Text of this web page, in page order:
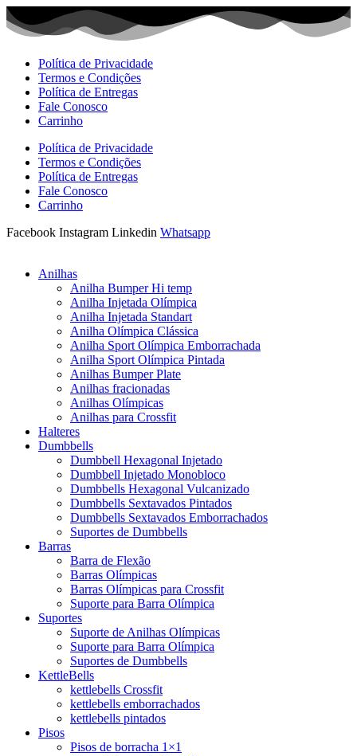
Ir
para
Política de Privacidade
Termos e Condições
Política de Entregas
Fale Conosco
Carrinho
Política de Privacidade
Termos e Condições
Política de Entregas
Fale Conosco
Carrinho
Facebook Instagram Linkedin Whatsapp
Anilhas
Anilha Bumper Hi temp
Anilha Injetada Olímpica
Anilha Injetada Standart
Anilha Olímpica Clássica
Anilha Sport Olímpica Emborrachada
Anilha Sport Olímpica Pintada
Anilhas Bumper Plate
Anilhas fracionadas
Anilhas Olímpicas
Anilhas para Crossfit
Halteres
Dumbbells
Dumbbell Hexagonal Injetado
Dumbbell Injetado Monobloco
Dumbbells Hexagonal Vulcanizado
Dumbbells Sextavados Pintados
Dumbbells Sextavados Emborrachados
Suportes de Dumbbells
Barras
Barra de Flexão
Barras Olímpicas
Barras Olímpicas para Crossfit
Suporte para Barra Olímpica
Suportes
Suporte de Anilhas Olímpicas
Suporte para Barra Olímpica
Suportes de Dumbbells
KettleBells
kettlebells Crossfit
kettlebells emborrachados
kettlebells pintados
Pisos
Pisos de borracha 1×1